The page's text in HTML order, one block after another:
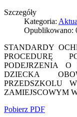
Szczegóły
Kategoria:
Opublikowano:
STANDARDY
PROCEDURĘ
PODEJRZENIA O
DZIECKA
PRZEDSZKOLU
ZAMIEJSCOWYM
Pobierz PDF